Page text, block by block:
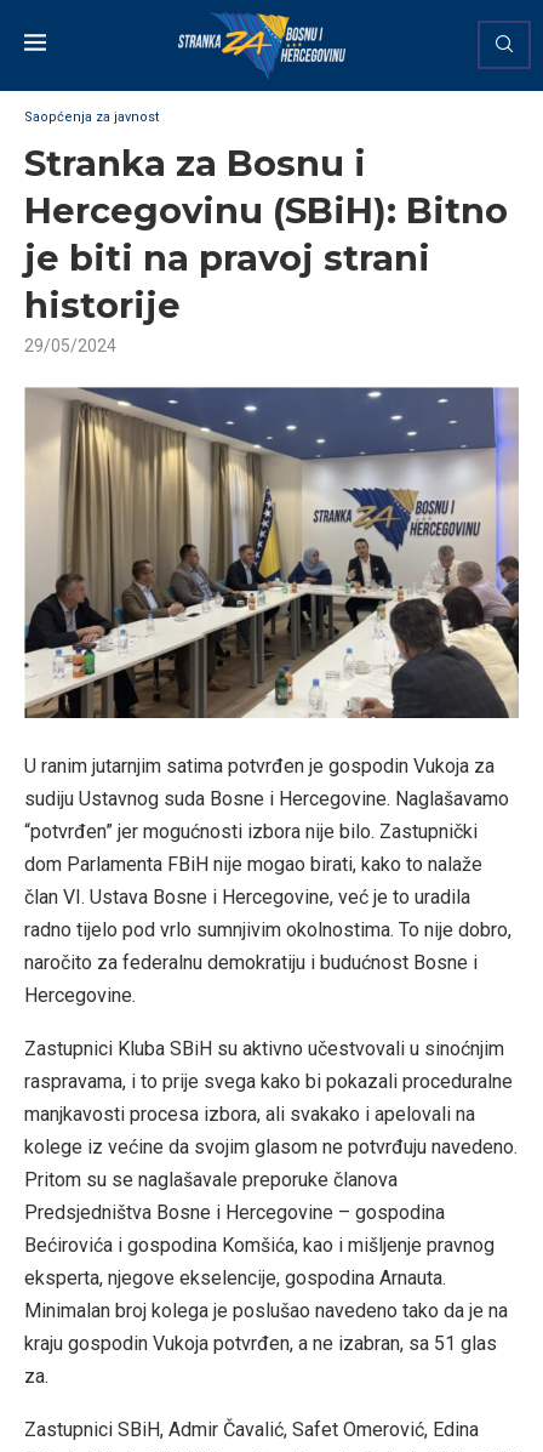
Saopćenja za javnost
Stranka za Bosnu i
Hercegovinu (SBiH): Bitno
je biti na pravoj strani
historije
29/05/2024
U ranim jutarnjim satima potvrđen je gospodin Vukoja za
sudiju Ustavnog suda Bosne i Hercegovine. Naglašavamo
“potvrđen” jer mogućnosti izbora nije bilo. Zastupnički
dom Parlamenta FBiH nije mogao birati, kako to nalaže
član VI. Ustava Bosne i Hercegovine, već je to uradila
radno tijelo pod vrlo sumnjivim okolnostima. To nije dobro,
naročito za federalnu demokratiju i budućnost Bosne i
Hercegovine.
Zastupnici Kluba SBiH su aktivno učestvovali u sinoćnjim
raspravama, i to prije svega kako bi pokazali proceduralne
manjkavosti procesa izbora, ali svakako i apelovali na
kolege iz većine da svojim glasom ne potvrđuju navedeno.
Pritom su se naglašavale preporuke članova
Predsjedništva Bosne i Hercegovine – gospodina
Bećirovića i gospodina Komšića, kao i mišljenje pravnog
eksperta, njegove ekselencije, gospodina Arnauta.
Minimalan broj kolega je poslušao navedeno tako da je na
kraju gospodin Vukoja potvrđen, a ne izabran, sa 51 glas
za.
Zastupnici SBiH, Admir Čavalić, Safet Omerović, Edina